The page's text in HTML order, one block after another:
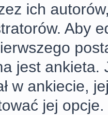
ich
Aby
jest ankieta.
w ankiecie,
jej